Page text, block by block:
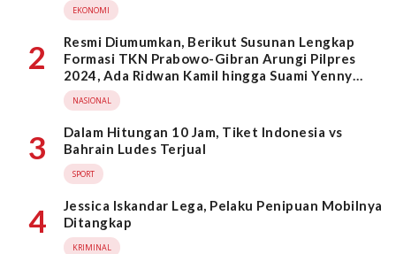
EKONOMI
2
Resmi Diumumkan, Berikut Susunan Lengkap
Formasi TKN Prabowo-Gibran Arungi Pilpres
2024, Ada Ridwan Kamil hingga Suami Yenny
Wahid
NASIONAL
3
Dalam Hitungan 10 Jam, Tiket Indonesia vs
Bahrain Ludes Terjual
SPORT
4
Jessica Iskandar Lega, Pelaku Penipuan Mobilnya
Ditangkap
KRIMINAL